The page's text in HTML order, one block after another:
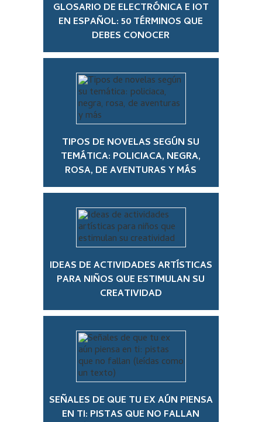
GLOSARIO DE ELECTRÓNICA E IOT
EN ESPAÑOL: 50 TÉRMINOS QUE
DEBES CONOCER
TIPOS DE NOVELAS SEGÚN SU
TEMÁTICA: POLICIACA, NEGRA,
ROSA, DE AVENTURAS Y MÁS
IDEAS DE ACTIVIDADES ARTÍSTICAS
PARA NIÑOS QUE ESTIMULAN SU
CREATIVIDAD
SEÑALES DE QUE TU EX AÚN PIENSA
EN TI: PISTAS QUE NO FALLAN